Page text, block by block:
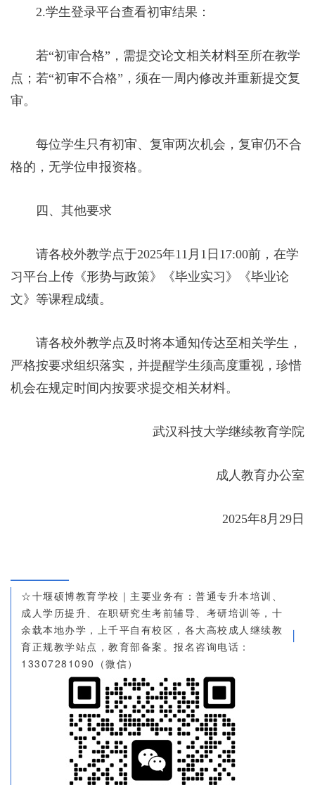
2.学生登录平台查看初审结果：
若“初审合格”，需提交论文相关材料至所在教学
点；若“初审不合格”，须在一周内修改并重新提交复
审。
每位学生只有初审、复审两次机会，复审仍不合
格的，无学位申报资格。
四、其他要求
请各校外教学点于2025年11月1日17:00前，在学
习平台上传《形势与政策》《毕业实习》《毕业论
文》等课程成绩。
请各校外教学点及时将本通知传达至相关学生，
严格按要求组织落实，并提醒学生须高度重视，珍惜
机会在规定时间内按要求提交相关材料。
武汉科技大学继续教育学院
成人教育办公室
2025年8月29日
☆十堰硕博教育学校｜主要业务有：普通专升本培训、
成人学历提升、在职研究生考前辅导、考研培训等，十
余载本地办学，上千平自有校区，各大高校成人继续教
育正规教学站点，教育部备案。报名咨询电话：
13307281090（微信）